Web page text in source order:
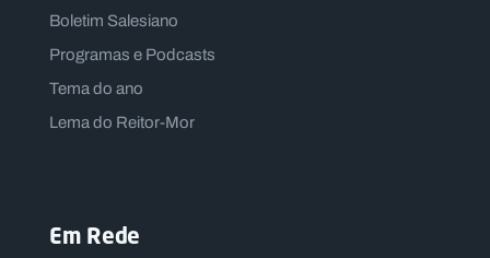
Boletim Salesiano
Programas e Podcasts
Tema do ano
Lema do Reitor-Mor
Em Rede